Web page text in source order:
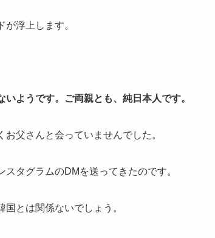
浮上します。
ようです。ご両親とも、純日本人です。
父さんと会っていませんでした。
タグラムのDMを送ってきたのです。
とは関係ないでしょう。